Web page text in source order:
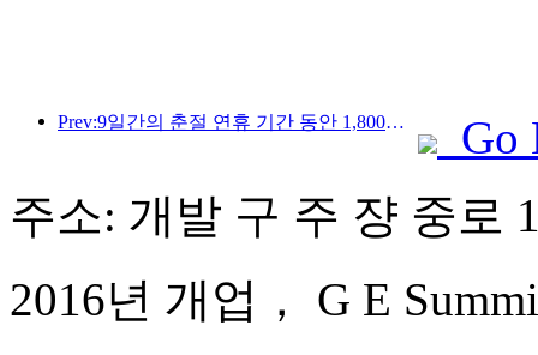
Prev:9일간의 춘절 연휴 기간 동안 1,800만 명 이상이 국내외를 왕래할 것으로 예상됩니다.
Go
주소: 개발 구 주 쟝 중로
2016년 개업， G E